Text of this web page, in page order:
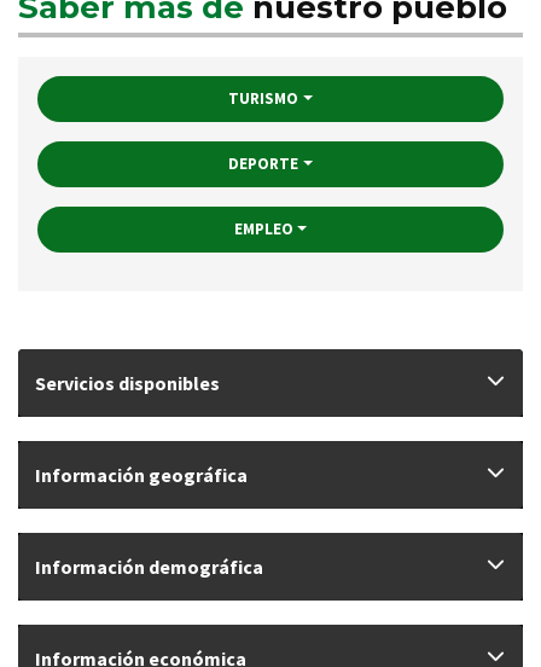
TURISMO
DEPORTE
EMPLEO
Servicios disponibles
Información geográfica
Información demográfica
Información económica